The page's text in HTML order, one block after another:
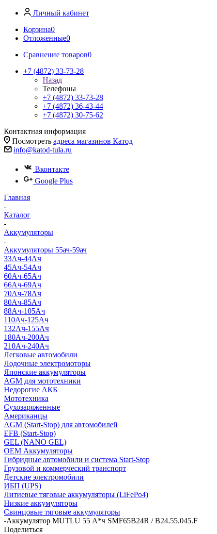
Личный кабинет
Корзина0
Отложенные0
Сравнение товаров0
+7 (4872) 33-73-28
Назад
Телефоны
+7 (4872) 33-73-28
+7 (4872) 36-43-44
+7 (4872) 30-75-62
Контактная информация
Посмотреть адреса магазинов Катод
info@katod-tula.ru
Вконтакте
Google Plus
Главная
-
Каталог
-
Аккумуляторы
-
Аккумуляторы 55ач-59ач
33Ач-44Ач
45Ач-54Ач
60Ач-65Ач
66Ач-69Ач
70Ач-78Ач
80Ач-85Ач
88Ач-105Ач
110Ач-125Ач
132Ач-155Ач
180Ач-200Ач
210Ач-240Ач
Легковые автомобили
Лодочные электромоторы
Японские аккумуляторы
AGM для мототехники
Недорогие АКБ
Мототехника
Сухозаряженные
Американцы
AGM (Start-Stop) для автомобилей
EFB (Start-Stop)
GEL (NANO GEL)
OEM Аккумуляторы
Гибридные автомобили и система Start-Stop
Грузовой и коммерческий транспорт
Детские электромобили
ИБП (UPS)
Литиевые тяговые аккумуляторы (LiFePo4)
Низкие аккумуляторы
Свинцовые тяговые аккумуляторы
-Аккумулятор MUTLU 55 А*ч SMF65B24R / B24.55.045.F
Поделиться